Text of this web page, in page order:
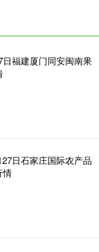
福建厦门同安闽南果
日石家庄国际农产品
情